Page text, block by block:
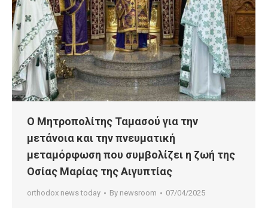
Ο Μητροπολίτης Ταμασού για την
μετάνοια και την πνευματική
μεταμόρφωση που συμβολίζει η ζωή της
Οσίας Μαρίας της Αιγυπτίας
orthodox news today By newsroom 07/04/2025